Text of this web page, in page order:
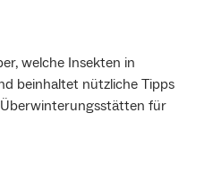
welche Insekten in
beinhaltet nützliche Tipps
für